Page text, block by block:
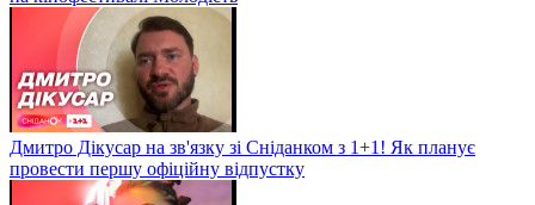
Дмитро Дікусар на зв'язку зі Сніданком з 1+1! Як планує
провести першу офіційну відпустку